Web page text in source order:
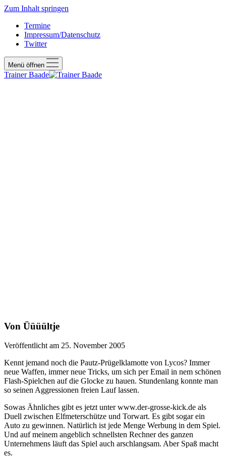
Zum Inhalt springen
Termine
Impressum/Datenschutz
Twitter
Menü öffnen
Trainer Baade
Von Üüüültje
Veröffentlicht am 25. November 2005
Kennt jemand noch die Pautz-Prügelklamotte von Lycos? Immer
neue Waffen, immer neue Tricks, um sich per Email in nem schönen
Flash-Spielchen auf die Glocke zu hauen. Stundenlang konnte man
so seinen Aggressionen freien Lauf lassen.
Sowas Ähnliches gibt es jetzt unter www.der-grosse-kick.de als
Duell zwischen Elfmeterschütze und Torwart. Es gibt sogar ein
Auto zu gewinnen. Natürlich ist jede Menge Werbung in dem Spiel.
Und auf meinem angeblich schnellsten Rechner des ganzen
Unternehmens läuft das Spiel auch arschlangsam. Aber Spaß macht
es.